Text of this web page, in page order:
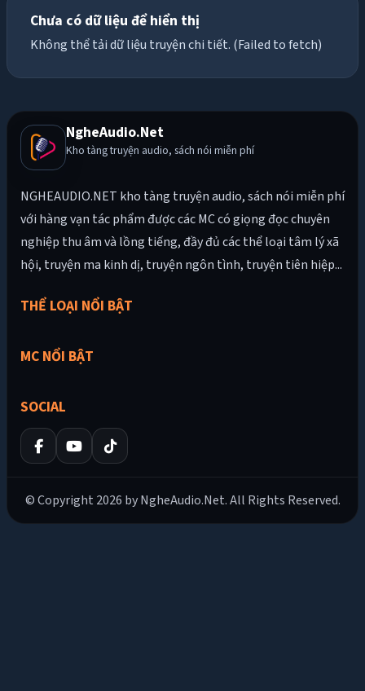
Chưa có dữ liệu để hiển thị
Không thể tải dữ liệu truyện chi tiết. (Failed to fetch)
NgheAudio.Net
Kho tàng truyện audio, sách nói miễn phí
NGHEAUDIO.NET kho tàng truyện audio, sách nói miễn phí
với hàng vạn tác phẩm được các MC có giọng đọc chuyên
nghiệp thu âm và lồng tiếng, đầy đủ các thể loại tâm lý xã
hội, truyện ma kinh dị, truyện ngôn tình, truyện tiên hiệp...
THỂ LOẠI NỔI BẬT
MC NỔI BẬT
SOCIAL
© Copyright 2026 by NgheAudio.Net. All Rights Reserved.